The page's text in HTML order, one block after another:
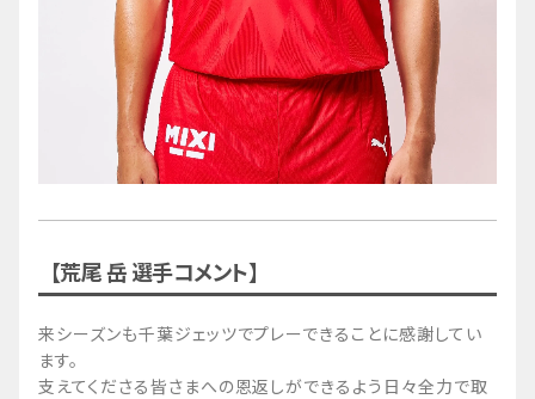
【荒尾 岳 選手コメント】
来シーズンも千葉ジェッツでプレーできることに感謝してい
ます。
支えてくださる皆さまへの恩返しができるよう日々全力で取